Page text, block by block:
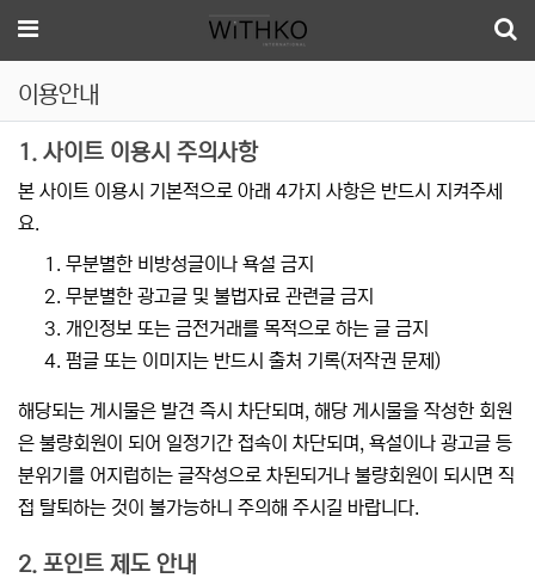
메뉴
이용안내
사이트 이용안내
1. 사이트 이용시 주의사항
본 사이트 이용시 기본적으로 아래 4가지 사항은 반드시 지켜주세
요.
무분별한 비방성글이나 욕설 금지
무분별한 광고글 및 불법자료 관련글 금지
개인정보 또는 금전거래를 목적으로 하는 글 금지
펌글 또는 이미지는 반드시 출처 기록(저작권 문제)
해당되는 게시물은 발견 즉시 차단되며, 해당 게시물을 작성한 회원
은 불량회원이 되어 일정기간 접속이 차단되며, 욕설이나 광고글 등
분위기를 어지럽히는 글작성으로 차된되거나 불량회원이 되시면 직
접 탈퇴하는 것이 불가능하니 주의해 주시길 바랍니다.
2. 포인트 제도 안내